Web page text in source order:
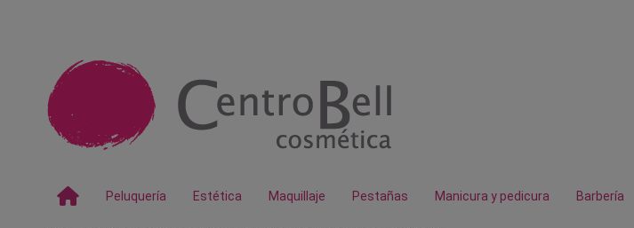
Peluquería Estética Maquillaje Pestañas Manicura y pedicura Barbería